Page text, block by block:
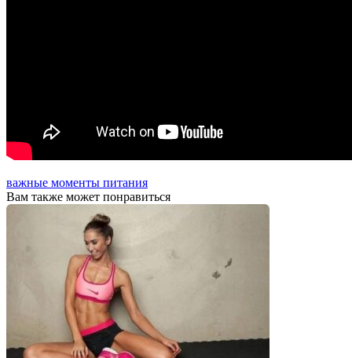
важные моменты питания
Вам также может понравиться